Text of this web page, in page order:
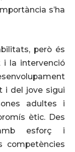
s’ha
però és
i la intervenció
i del jove sigui
adultes i
ètic. Des
esforç i
competències